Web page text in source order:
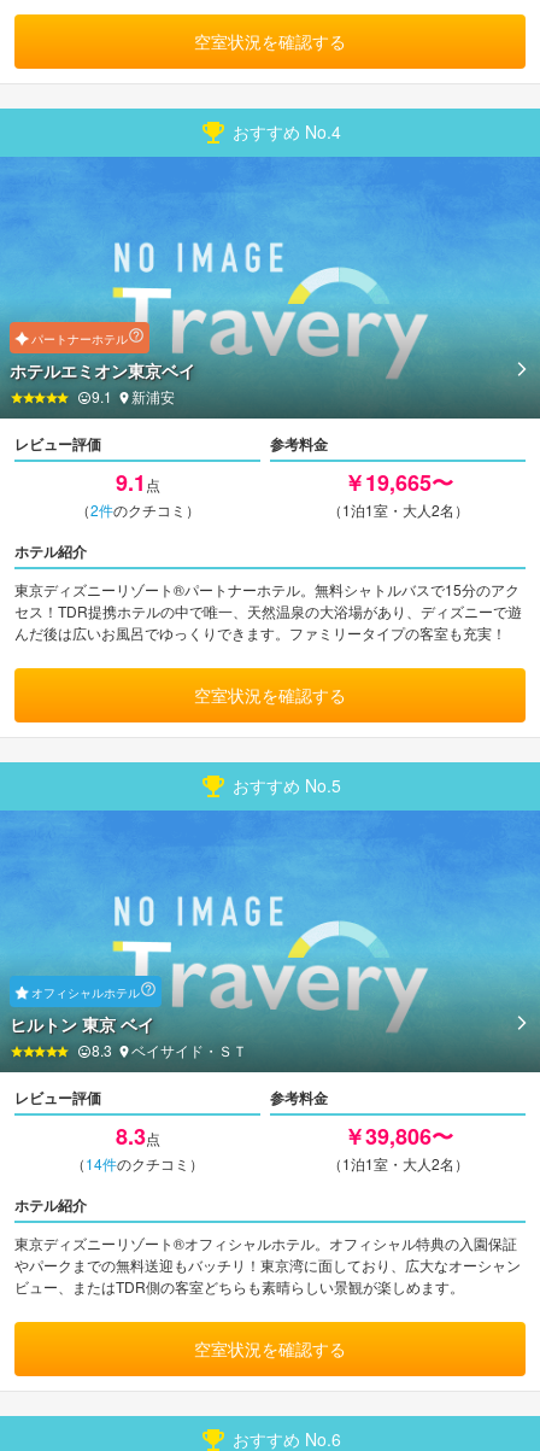
空室状況を確認する
おすすめ No.4
パートナーホテル
ホテルエミオン東京ベイ
9.1 新浦安
レビュー評価
9.1 点
（2件のクチコミ）
参考料金
￥19,665〜
（1泊1室・大人2名）
ホテル紹介
東京ディズニーリゾート®パートナーホテル。無料シャトルバスで15分のアク
セス！TDR提携ホテルの中で唯一、天然温泉の大浴場があり、ディズニーで遊
んだ後は広いお風呂でゆっくりできます。ファミリータイプの客室も充実！
空室状況を確認する
おすすめ No.5
オフィシャルホテル
ヒルトン 東京 ベイ
8.3 ベイサイド・ＳＴ
レビュー評価
8.3点
（14件のクチコミ）
参考料金
￥39,806〜
（1泊1室・大人2名）
ホテル紹介
東京ディズニーリゾート®オフィシャルホテル。オフィシャル特典の入園保証
やパークまでの無料送迎もバッチリ！東京湾に面しており、広大なオーシャン
ビュー、またはTDR側の客室どちらも素晴らしい景観が楽しめます。
空室状況を確認する
おすすめ No.6